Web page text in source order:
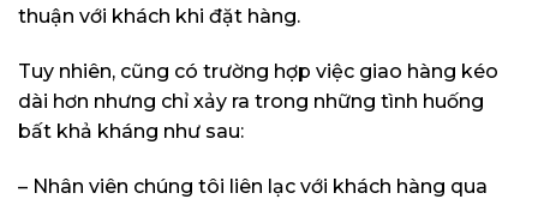
thuận với khách khi đặt hàng.
Tuy nhiên, cũng có trường hợp việc giao hàng kéo
dài hơn nhưng chỉ xảy ra trong những tình huống
bất khả kháng như sau:
– Nhân viên chúng tôi liên lạc với khách hàng qua